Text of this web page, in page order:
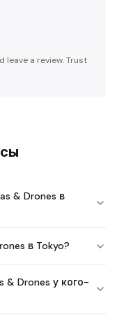
leave a review. Trust
& Drones в
в Tokyo?
& Drones у кого-